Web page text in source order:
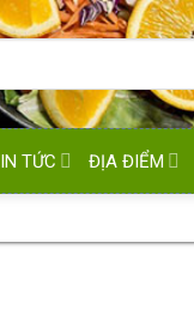
TỨC ĐỊA ĐIỂM